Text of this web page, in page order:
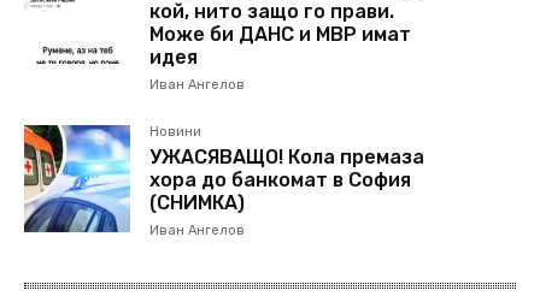
кой, нито защо го прави.
Може би ДАНС и МВР имат
идея
Иван Ангелов
Новини
УЖАСЯВАЩО! Кола премаза
хора до банкомат в София
(СНИМКА)
Иван Ангелов